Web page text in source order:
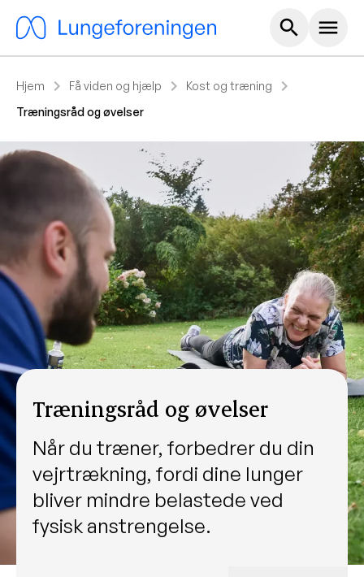
search Hoved
menu
Hjem chevron_right Få viden og hjælp chevron_right Kost og træning chevron_right
Træningsråd og øvelser
Træningsråd og øvelser
Når du træner, forbedrer du din
vejrtrækning, fordi dine lunger
bliver mindre belastede ved
fysisk anstrengelse.